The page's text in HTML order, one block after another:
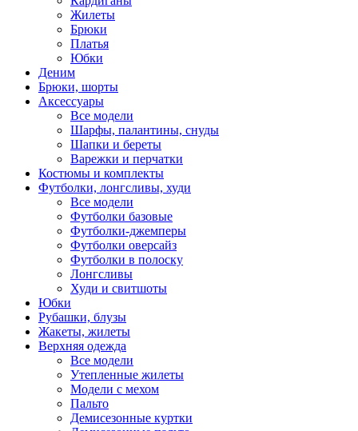
Жилеты
Брюки
Платья
Юбки
Деним
Брюки, шорты
Аксессуары
Все модели
Шарфы, палантины, снуды
Шапки и береты
Варежки и перчатки
Костюмы и комплекты
Футболки, лонгсливы, худи
Все модели
Футболки базовые
Футболки-джемперы
Футболки оверсайз
Футболки в полоску
Лонгсливы
Худи и свитшоты
Юбки
Рубашки, блузы
Жакеты, жилеты
Верхняя одежда
Все модели
Утепленные жилеты
Модели с мехом
Пальто
Демисезонные куртки